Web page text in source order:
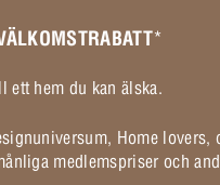
*
ett hem du kan älska.
Home lovers,
medlemspriser och